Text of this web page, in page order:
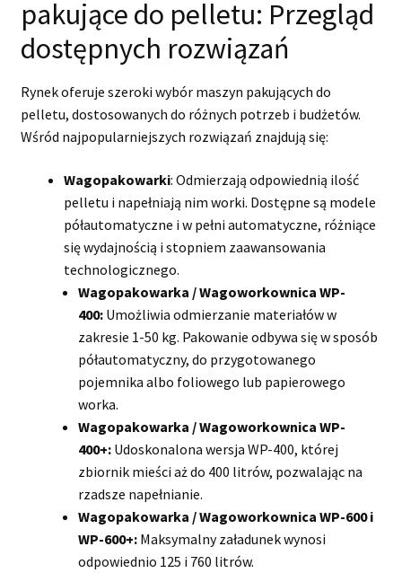
pakujące do pelletu: Przegląd
dostępnych rozwiązań
Rynek oferuje szeroki wybór maszyn pakujących do
pelletu, dostosowanych do różnych potrzeb i budżetów.
Wśród najpopularniejszych rozwiązań znajdują się:
Wagopakowarki: Odmierzają odpowiednią ilość
pelletu i napełniają nim worki. Dostępne są modele
półautomatyczne i w pełni automatyczne, różniące
się wydajnością i stopniem zaawansowania
technologicznego.
Wagopakowarka / Wagoworkownica WP-
400:Umożliwia odmierzanie materiałów w
zakresie 1-50 kg. Pakowanie odbywa się w sposób
półautomatyczny, do przygotowanego
pojemnika albo foliowego lub papierowego
worka.
Wagopakowarka / Wagoworkownica WP-
400+:Udoskonalona wersja WP-400, której
zbiornik mieści aż do 400 litrów, pozwalając na
rzadsze napełnianie.
Wagopakowarka / Wagoworkownica WP-600 i
WP-600+:Maksymalny załadunek wynosi
odpowiednio 125 i 760 litrów.